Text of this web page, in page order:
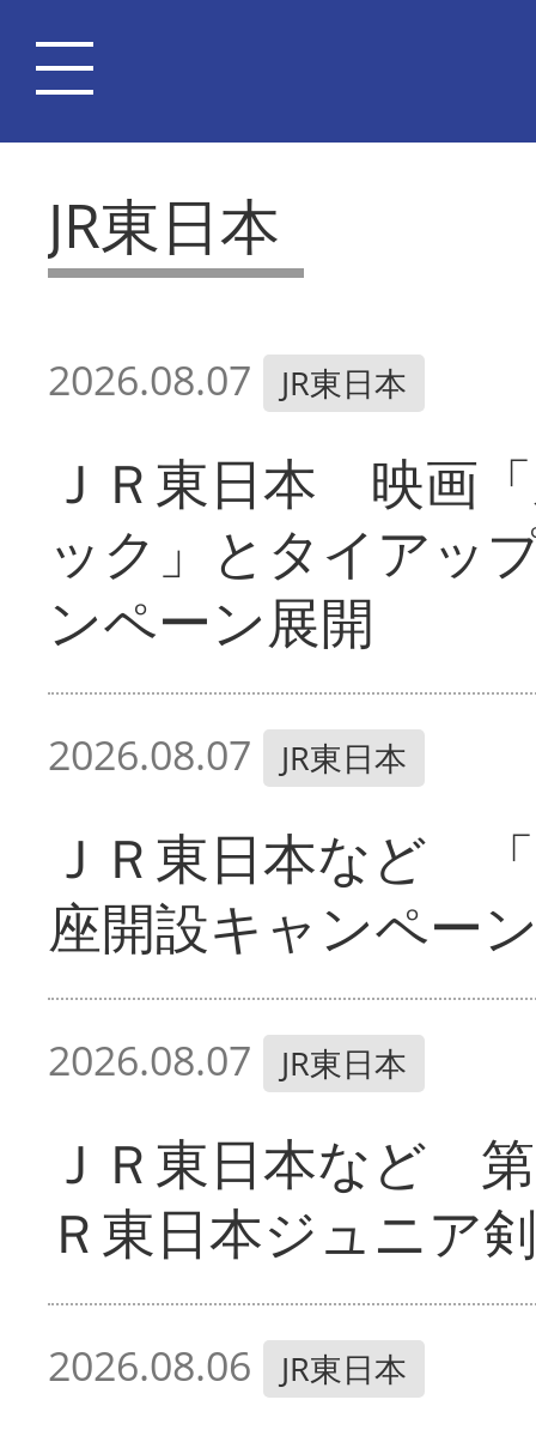
JR東日本
2026.08.07 JR東日本
ＪＲ東日本 映画
ック」とタイアッ
ンペーン展開
2026.08.07 JR東日本
ＪＲ東日本など
座開設キャンペー
2026.08.07 JR東日本
ＪＲ東日本など
Ｒ東日本ジュニア
2026.08.06 JR東日本